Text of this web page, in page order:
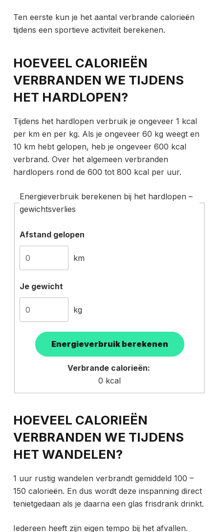
Ten eerste kun je het aantal verbrande calorieën
tijdens een sportieve activiteit berekenen.
HOEVEEL CALORIEËN
VERBRANDEN WE TIJDENS
HET HARDLOPEN?
Tijdens het hardlopen verbruik je ongeveer 1 kcal
per km en per kg. Als je ongeveer 60 kg weegt en
10 km hebt gelopen, heb je ongeveer 600 kcal
verbrand. Over het algemeen verbranden
hardlopers rond de 600 tot 800 kcal per uur.
Energieverbruik berekenen bij het hardlopen –
gewichtsverlies
Afstand gelopen
km
Je gewicht
kg
Verbrande calorieën:
0 kcal
HOEVEEL CALORIEËN
VERBRANDEN WE TIJDENS
HET WANDELEN?
1 uur rustig wandelen verbrandt gemiddeld 100 –
150 calorieën. En dus wordt deze inspanning direct
tenietgedaan als je daarna een glas frisdrank drinkt.
Iedereen heeft zijn eigen tempo bij het afvallen.